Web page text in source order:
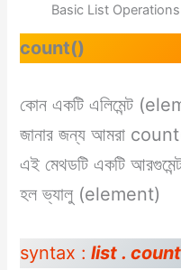
Basic List
count()
কোন একটি এলিমেন্ট
জানার জন্য আমরা
এই মেথডটি একটি
হল ভ্যালু (element)
syntax : list .